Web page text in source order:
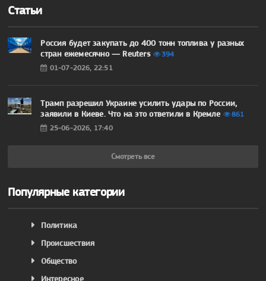
Статьи
Россия будет закупать до 400 тонн топлива у разных
стран ежемесячно — Reuters
394
01-07-2026, 22:51
Трамп разрешил Украине усилить удары по России,
заявили в Киеве. Что на это ответили в Кремле
861
25-06-2026, 17:40
Смотреть все
Популярные категории
Политика
Происшествия
Общество
Интересное